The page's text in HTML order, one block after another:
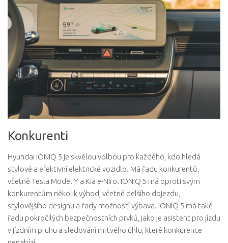
Konkurenti
Hyundai IONIQ 5 je skvělou volbou pro každého, kdo hledá
stylové a efektivní elektrické vozidlo. Má řadu konkurentů,
včetně Tesla Model Y a Kia e-Niro. IONIQ 5 má oproti svým
konkurentům několik výhod, včetně delšího dojezdu,
stylovějšího designu a řady možností výbava. IONIQ 5 má také
řadu pokročilých bezpečnostních prvků, jako je asistent pro jízdu
v jízdním pruhu a sledování mrtvého úhlu, které konkurence